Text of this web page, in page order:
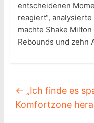
entscheidenen
reagiert“,
machte Shake
Rebounds und zehn
← „Ich finde es
Komfortzone